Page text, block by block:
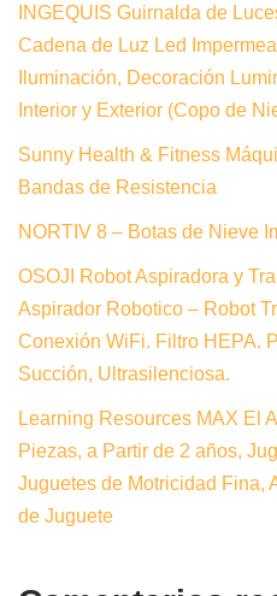
INGEQUIS Guirnalda de
Cadena de Luz Led
Iluminación, Decoración
Interior y Exterior (Copo de
Sunny Health & Fitness
Bandas de Resistencia
NORTIV 8 – Botas de Nieve
OSOJI Robot Aspiradora y
Aspirador Robotico – Robot
Conexión WiFi. Filtro HEPA.
Succión, Ultrasilenciosa.
Learning Resources MAX El
Piezas, a Partir de 2 años,
Juguetes de Motricidad Fina,
de Juguete